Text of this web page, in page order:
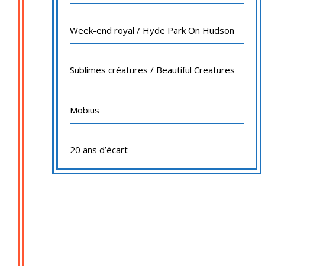
Week-end royal / Hyde Park On Hudson
Sublimes créatures / Beautiful Creatures
Möbius
20 ans d’écart